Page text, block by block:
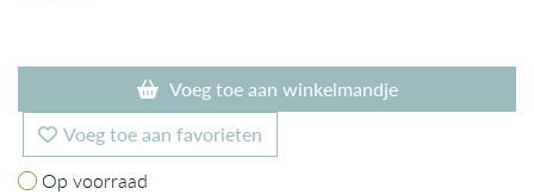
blijft.
Voeg toe aan winkelmandje
Voeg toe aan favorieten
Op voorraad
Op voorraad